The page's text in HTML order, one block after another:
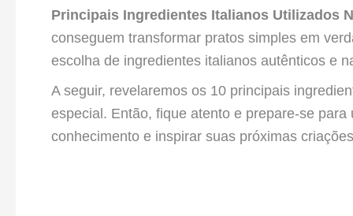
Principais Ingredientes Italianos Utilizados
conseguem transformar pratos simples em
escolha de ingredientes italianos autênticos e
A seguir, revelaremos os 10 principais
especial. Então, fique atento e prepare-se
conhecimento e inspirar suas próximas